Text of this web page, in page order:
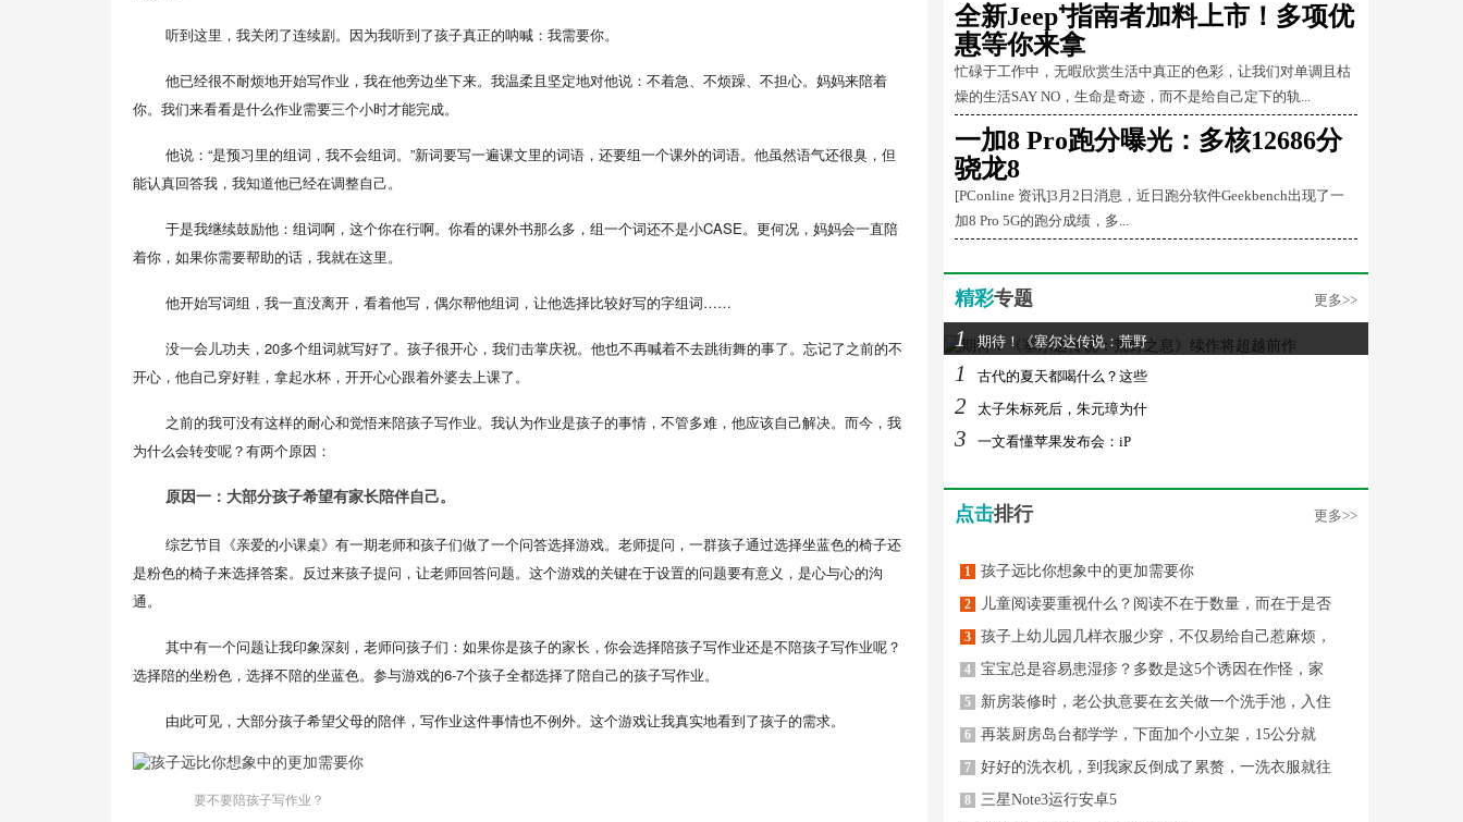
听到这里，我关闭了连续剧。因为我听到了孩子真正的呐喊：我需要你。
他已经很不耐烦地开始写作业，我在他旁边坐下来。我温柔且坚定地对他说：不着急、不烦躁、不担心。妈妈来陪着
你。我们来看看是什么作业需要三个小时才能完成。
他说：“是预习里的组词，我不会组词。”新词要写一遍课文里的词语，还要组一个课外的词语。他虽然语气还很臭，但
能认真回答我，我知道他已经在调整自己。
于是我继续鼓励他：组词啊，这个你在行啊。你看的课外书那么多，组一个词还不是小CASE。更何况，妈妈会一直陪
着你，如果你需要帮助的话，我就在这里。
他开始写词组，我一直没离开，看着他写，偶尔帮他组词，让他选择比较好写的字组词……
没一会儿功夫，20多个组词就写好了。孩子很开心，我们击掌庆祝。他也不再喊着不去跳街舞的事了。忘记了之前的不
开心，他自己穿好鞋，拿起水杯，开开心心跟着外婆去上课了。
之前的我可没有这样的耐心和觉悟来陪孩子写作业。我认为作业是孩子的事情，不管多难，他应该自己解决。而今，我
为什么会转变呢？有两个原因：
原因一：大部分孩子希望有家长陪伴自己。
综艺节目《亲爱的小课桌》有一期老师和孩子们做了一个问答选择游戏。老师提问，一群孩子通过选择坐蓝色的椅子还
是粉色的椅子来选择答案。反过来孩子提问，让老师回答问题。这个游戏的关键在于设置的问题要有意义，是心与心的沟
通。
其中有一个问题让我印象深刻，老师问孩子们：如果你是孩子的家长，你会选择陪孩子写作业还是不陪孩子写作业呢？
选择陪的坐粉色，选择不陪的坐蓝色。参与游戏的6-7个孩子全都选择了陪自己的孩子写作业。
由此可见，大部分孩子希望父母的陪伴，写作业这件事情也不例外。这个游戏让我真实地看到了孩子的需求。
要不要陪孩子写作业？
全新Jeep⁺指南者加料上市！多项优
惠等你来拿
忙碌于工作中，无暇欣赏生活中真正的色彩，让我们对单调且枯
燥的生活SAY NO，生命是奇迹，而不是给自己定下的轨...
一加8 Pro跑分曝光：多核12686分
骁龙8
[PConline 资讯]3月2日消息，近日跑分软件Geekbench出现了一
加8 Pro 5G的跑分成绩，多...
精彩专题 更多>>
1 期待！《塞尔达传说：荒野
1 古代的夏天都喝什么？这些
2 太子朱标死后，朱元璋为什
3 一文看懂苹果发布会：iP
点击排行 更多>>
1 孩子远比你想象中的更加需要你
2 儿童阅读要重视什么？阅读不在于数量，而在于是否
3 孩子上幼儿园几样衣服少穿，不仅易给自己惹麻烦，
4 宝宝总是容易患湿疹？多数是这5个诱因在作怪，家
5 新房装修时，老公执意要在玄关做一个洗手池，入住
6 再装厨房岛台都学学，下面加个小立架，15公分就
7 好好的洗衣机，到我家反倒成了累赘，一洗衣服就往
8 三星Note3运行安卓5